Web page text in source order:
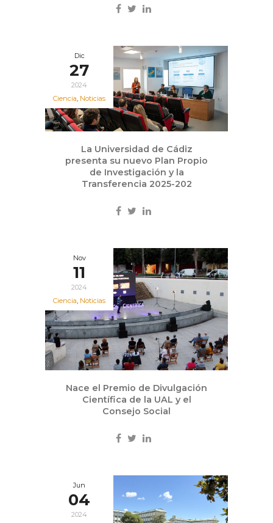
Dic
27
2024
Ciencia, Noticias
La Universidad de Cádiz
presenta su nuevo Plan Propio
de Investigación y la
Transferencia 2025-202
Nov
11
2024
Ciencia, Noticias
Nace el Premio de Divulgación
Científica de la UAL y el
Consejo Social
Jun
04
2024